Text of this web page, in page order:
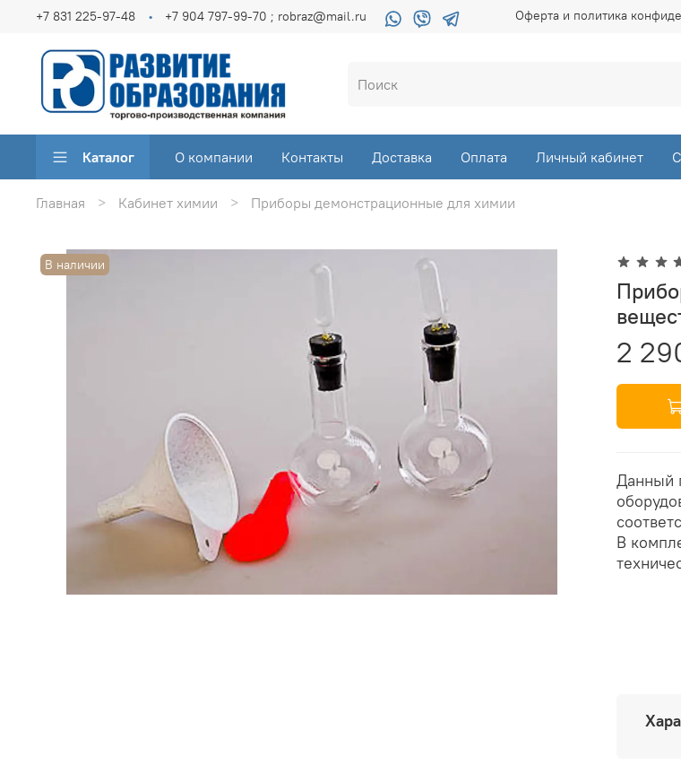
Оферта и политика
+7 831 225-97-48 +7 904 797-99-70 ; robraz@mail.ru
Каталог О компании Контакты Доставка Оплата Личный кабинет
Главная Кабинет химии Приборы демонстрационные для химии
В наличии
2
Данный
В